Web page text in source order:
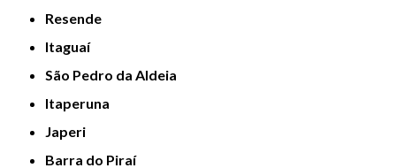
Resende
Itaguaí
São Pedro da Aldeia
Itaperuna
Japeri
Barra do Piraí